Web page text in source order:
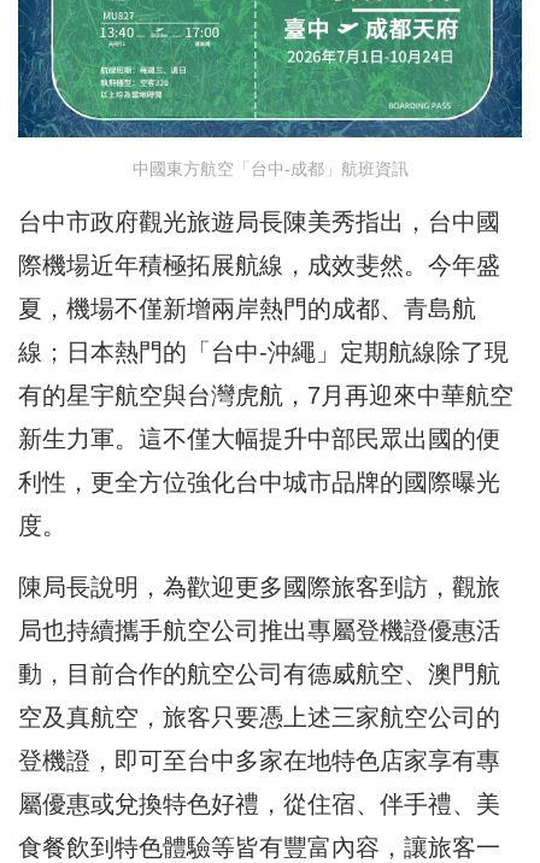
中國東方航空「台中-成都」航班資訊
台中市政府觀光旅遊局長陳美秀指出，台中國
際機場近年積極拓展航線，成效斐然。今年盛
夏，機場不僅新增兩岸熱門的成都、青島航
線；日本熱門的「台中-沖繩」定期航線除了現
有的星宇航空與台灣虎航，7月再迎來中華航空
新生力軍。這不僅大幅提升中部民眾出國的便
利性，更全方位強化台中城市品牌的國際曝光
度。
陳局長說明，為歡迎更多國際旅客到訪，觀旅
局也持續攜手航空公司推出專屬登機證優惠活
動，目前合作的航空公司有德威航空、澳門航
空及真航空，旅客只要憑上述三家航空公司的
登機證，即可至台中多家在地特色店家享有專
屬優惠或兌換特色好禮，從住宿、伴手禮、美
食餐飲到特色體驗等皆有豐富內容，讓旅客一